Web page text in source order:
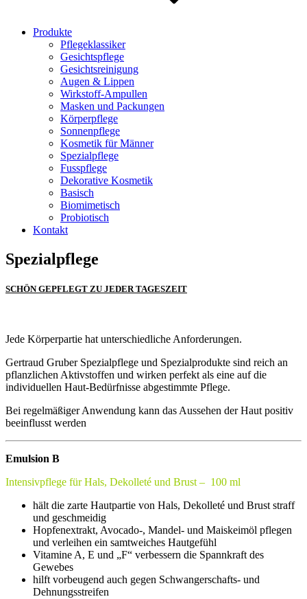
Produkte
Pflegeklassiker
Gesichtspflege
Gesichtsreinigung
Augen & Lippen
Wirkstoff-Ampullen
Masken und Packungen
Körperpflege
Sonnenpflege
Kosmetik für Männer
Spezialpflege
Fusspflege
Dekorative Kosmetik
Basisch
Biomimetisch
Probiotisch
Kontakt
Spezialpflege
SCHÖN GEPFLEGT ZU JEDER TAGESZEIT
Jede Körperpartie hat unterschiedliche Anforderungen.
Gertraud Gruber Spezialpflege und Spezialprodukte sind reich an
pflanzlichen Aktivstoffen und wirken perfekt als eine auf die
individuellen Haut-Bedürfnisse abgestimmte Pflege.
Bei regelmäßiger Anwendung kann das Aussehen der Haut positiv
beeinflusst werden
Emulsion B
Intensivpflege für Hals, Dekolleté und Brust – 100 ml
hält die zarte Hautpartie von Hals, Dekolleté und Brust straff
und geschmeidig
Hopfenextrakt, Avocado-, Mandel- und Maiskeimöl pflegen
und verleihen ein samtweiches Hautgefühl
Vitamine A, E und „F“ verbessern die Spannkraft des
Gewebes
hilft vorbeugend auch gegen Schwangerschafts- und
Dehnungsstreifen